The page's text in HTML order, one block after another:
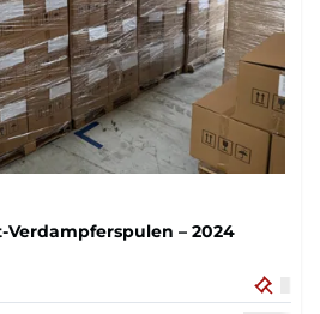
Verdampferspulen – 2024